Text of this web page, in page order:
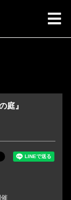
庭』